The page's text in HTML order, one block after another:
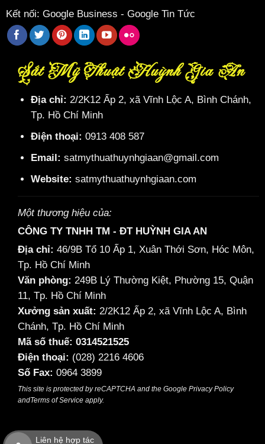
Kết nối: Google Business - Google Tin Tức
Sắt Mỹ Thuật Huỳnh Gia An
Địa chỉ: 2/2K12 Ấp 2, xã Vĩnh Lộc A, Bình Chánh,
Tp. Hồ Chí Minh
Điện thoại: 0913 408 587
Email: satmythuathuynhgiaan@gmail.com
Website: satmythuathuynhgiaan.com
Một thương hiệu của:
CÔNG TY TNHH TM - ĐT HUỲNH GIA AN
Địa chỉ: 46/9B Tổ 10 Ấp 1, Xuân Thới Sơn, Hóc Môn,
Tp. Hồ Chí Minh
Văn phòng: 249B Lý Thường Kiệt, Phường 15, Quận
11, Tp. Hồ Chí Minh
Xưởng sản xuất: 2/2K12 Ấp 2, xã Vĩnh Lộc A, Bình
Chánh, Tp. Hồ Chí Minh
Mã số thuế: 0314521525
Điện thoại: (028) 2216 4606
Số Fax: 0964 3899
This site is protected by reCAPTCHA and the Google Privacy Policy
andTerms of Service apply.
Liên hệ hợp tác